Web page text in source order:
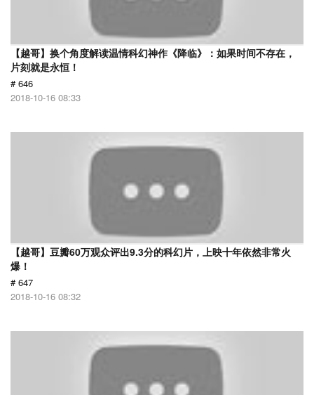
【越哥】换个角度解读温情科幻神作《降临》：如果时间不存在，
片刻就是永恒！
# 646
2018-10-16 08:33
【越哥】豆瓣60万观众评出9.3分的科幻片，上映十年依然非常火
爆！
# 647
2018-10-16 08:32